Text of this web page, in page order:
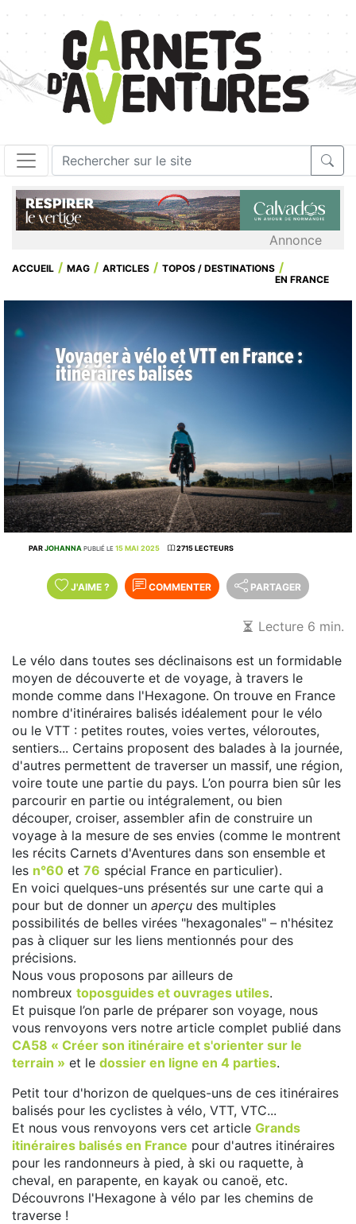
Annonce
ACCUEIL MAG ARTICLES
TOPOS / DESTINATIONS
EN FRANCE
Voyager à vélo et VTT en France :
itinéraires balisés
PARJOHANNA PUBLIÉ LE 15 MAI 2025 2715 LECTEURS
J'AIME ? COMMENTER PARTAGER
Lecture 6 min.
Le vélo dans toutes ses déclinaisons est un formidable
moyen de découverte et de voyage, à travers le
monde comme dans l'Hexagone. On trouve en France
nombre d'itinéraires balisés idéalement pour le vélo
ou le VTT : petites routes, voies vertes, véloroutes,
sentiers... Certains proposent des balades à la journée,
d'autres permettent de traverser un massif, une région,
voire toute une partie du pays. L’on pourra bien sûr les
parcourir en partie ou intégralement, ou bien
découper, croiser, assembler afin de construire un
voyage à la mesure de ses envies (comme le montrent
les récits Carnets d'Aventures dans son ensemble et
les n°60 et 76 spécial France en particulier).
En voici quelques-uns présentés sur une carte qui a
pour but de donner un aperçu des multiples
possibilités de belles virées "hexagonales" – n'hésitez
pas à cliquer sur les liens mentionnés pour des
précisions.
Nous vous proposons par ailleurs de
nombreux toposguides et ouvrages utiles.
Et puisque l’on parle de préparer son voyage, nous
vous renvoyons vers notre article complet publié dans
CA58 « Créer son itinéraire et s'orienter sur le
terrain » et le dossier en ligne en 4 parties.
Petit tour d'horizon de quelques-uns de ces itinéraires
balisés pour les cyclistes à vélo, VTT, VTC...
Et nous vous renvoyons vers cet article Grands
itinéraires balisés en France pour d'autres itinéraires
pour les randonneurs à pied, à ski ou raquette, à
cheval, en parapente, en kayak ou canoë, etc.
Découvrons l'Hexagone à vélo par les chemins de
traverse !